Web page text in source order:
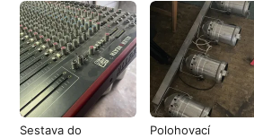
Sestava do
Polohovací